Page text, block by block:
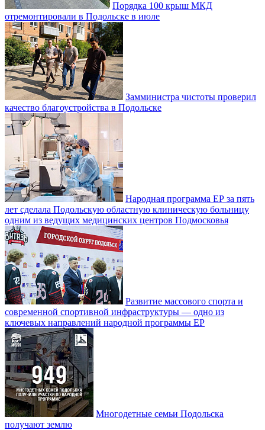
Порядка 100 крыш МКД
отремонтировали в Подольске в июле
Замминистра чистоты проверил
качество благоустройства в Подольске
Народная программа ЕР за пять
лет сделала Подольскую областную клиническую больницу
одним из ведущих медицинских центров Подмосковья
Развитие массового спорта и
современной спортивной инфраструктуры — одно из
ключевых направлений народной программы ЕР
Многодетные семьи Подольска
получают землю